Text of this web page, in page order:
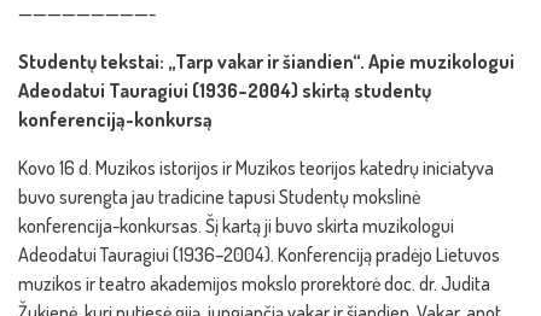
—————————-
Studentų tekstai: „Tarp vakar ir šiandien“. Apie muzikologui
Adeodatui Tauragiui (1936–2004) skirtą studentų
konferenciją-konkursą
Kovo 16 d. Muzikos istorijos ir Muzikos teorijos katedrų iniciatyva
buvo surengta jau tradicine tapusi Studentų mokslinė
konferencija-konkursas. Šį kartą ji buvo skirta muzikologui
Adeodatui Tauragiui (1936–2004). Konferenciją pradėjo Lietuvos
muzikos ir teatro akademijos mokslo prorektorė doc. dr. Judita